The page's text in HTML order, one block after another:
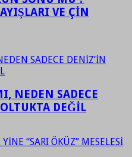
VE ÇİN
NEDEN SADECE
DEĞİL